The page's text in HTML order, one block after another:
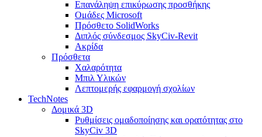
Επανάληψη επικύρωσης προσθήκης
Ομάδες Microsoft
Πρόσθετο SolidWorks
Διπλός σύνδεσμος SkyCiv-Revit
Ακρίδα
Πρόσθετα
Χαλαρότητα
Μπιλ Υλικών
Λεπτομερής εφαρμογή σχολίων
TechNotes
Δομικά 3D
Ρυθμίσεις ομαδοποίησης και ορατότητας στο
SkyCiv 3D